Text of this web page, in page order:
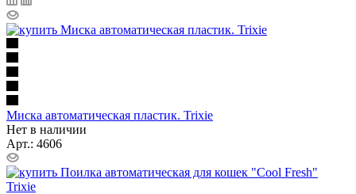
Миска автоматическая пластик. Trixie
Нет в наличии
Арт.: 4606